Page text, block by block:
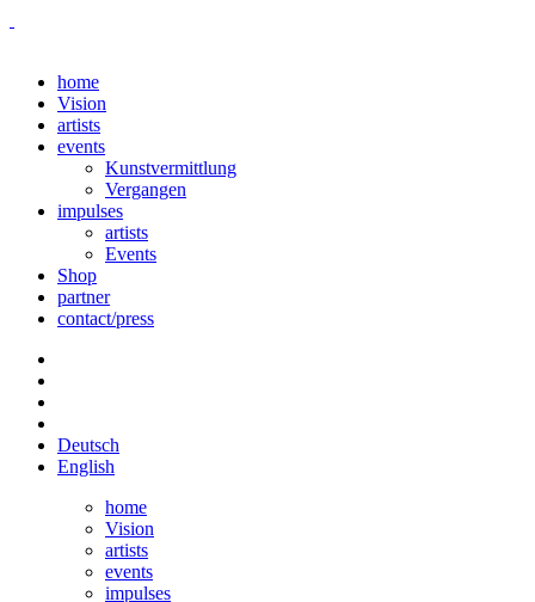
home
Vision
artists
events
Kunstvermittlung
Vergangen
impulses
artists
Events
Shop
partner
contact/press
Deutsch
English
home
Vision
artists
events
impulses